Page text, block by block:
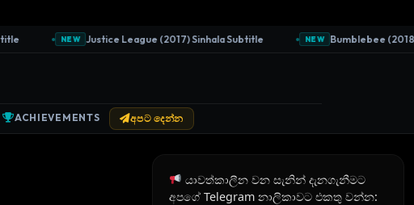
NEW Justice League (2017) Sinhala Subtitle NEW Bumblebee (2018)
ACHIEVEMENTS අපට දෙන්න
යාවත්කාලීන වන සැනින් දැනගැනීමට
අපගේ Telegram නාලිකාවට එකතු වන්න: